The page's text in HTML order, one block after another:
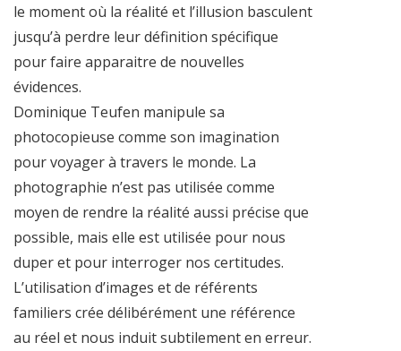
le moment où la réalité et l’illusion basculent
jusqu’à perdre leur définition spécifique
pour faire apparaitre de nouvelles
évidences.
Dominique Teufen manipule sa
photocopieuse comme son imagination
pour voyager à travers le monde. La
photographie n’est pas utilisée comme
moyen de rendre la réalité aussi précise que
possible, mais elle est utilisée pour nous
duper et pour interroger nos certitudes.
L’utilisation d’images et de référents
familiers crée délibérément une référence
au réel et nous induit subtilement en erreur.